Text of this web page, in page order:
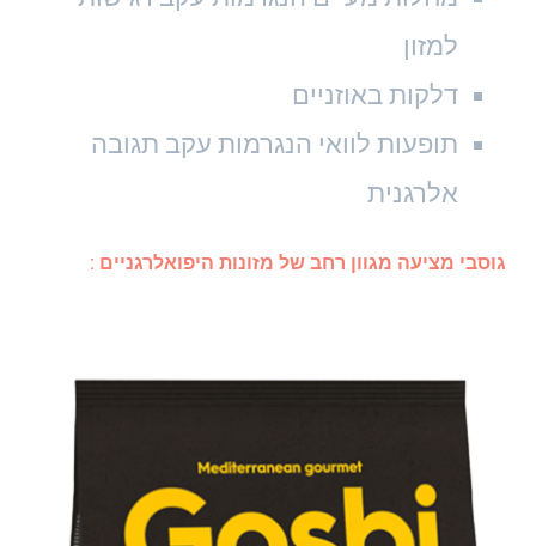
למזון
דלקות באוזניים
תופעות לוואי הנגרמות עקב תגובה
אלרגנית
גוסבי מציעה מגוון רחב של מזונות היפואלרגניים :